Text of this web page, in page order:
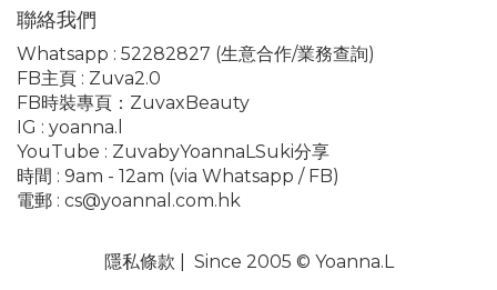
聯絡我們
Whatsapp : 52282827 (生意合作/業務查詢)
FB主頁 : Zuva2.0
FB時裝專頁： ZuvaxBeauty
IG : yoanna.l
YouTube : ZuvabyYoannaLSuki分享
時間 : 9am - 12am (via Whatsapp / FB)
電郵 : cs@yoannal.com.hk
隱私條款 | Since 2005 © Yoanna.L